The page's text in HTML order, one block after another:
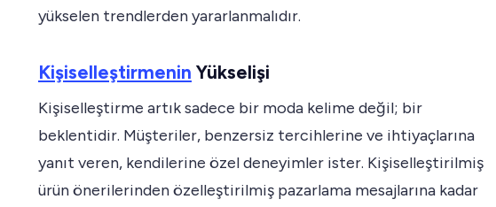
yükselen trendlerden yararlanmalıdır.
Kişiselleştirmenin Yükselişi
Kişiselleştirme artık sadece bir moda kelime değil; bir
beklentidir. Müşteriler, benzersiz tercihlerine ve ihtiyaçlarına
yanıt veren, kendilerine özel deneyimler ister. Kişiselleştirilmiş
ürün önerilerinden özelleştirilmiş pazarlama mesajlarına kadar